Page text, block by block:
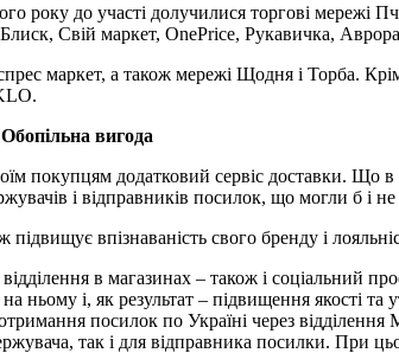
року до участі долучилися торгові
Свій маркет, OnePrice, Рукавичка,
маркет, а також мережі Щодня і Торба.
Обопільна вигода
покупцям додатковий сервіс доставки. Що
і відправників посилок, що могли б і
впізнаваність свого бренду і
в магазинах – також і соціальний
ньому і, як результат – підвищення якості
посилок по Україні через відділення
так і для відправника посилки. При